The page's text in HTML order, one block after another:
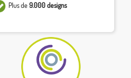
Plus de 9.000 designs